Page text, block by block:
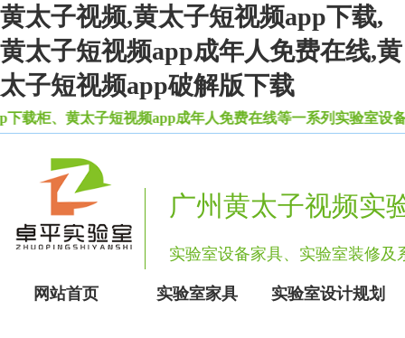
黄太子视频,黄太子短视频app下载,
黄太子短视频app成年人免费在线,黄
太子短视频app破解版下载
、黄太子短视频app成年人免费在线等一系列实验室设备家具
广州黄太子视频实
实验室设备家具、实验室装修
网站首页 实验室家具 实验室设计规划